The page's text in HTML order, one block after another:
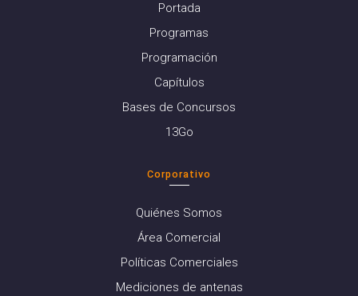
Portada
Programas
Programación
Capítulos
Bases de Concursos
13Go
Corporativo
Quiénes Somos
Área Comercial
Políticas Comerciales
Mediciones de antenas